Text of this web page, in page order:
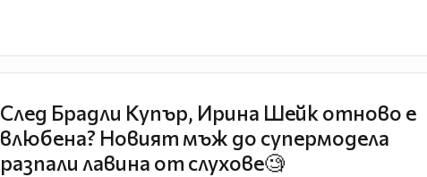
След Брадли Купър, Ирина Шейк отново е
влюбена? Новият мъж до супермодела
разпали лавина от слухове🧐